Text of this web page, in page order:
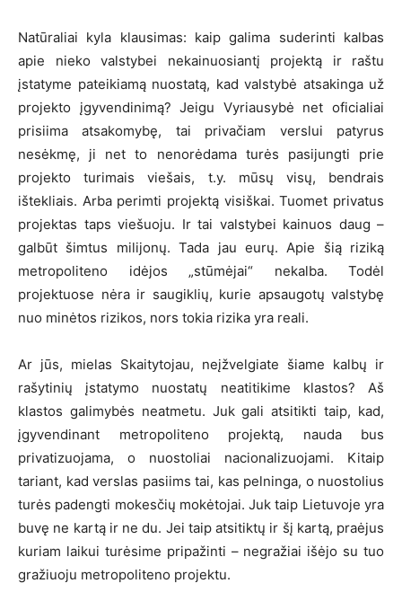
Natūraliai kyla klausimas: kaip galima suderinti kalbas
apie nieko valstybei nekainuosiantį projektą ir raštu
įstatyme pateikiamą nuostatą, kad valstybė atsakinga už
projekto įgyvendinimą? Jeigu Vyriausybė net oficialiai
prisiima atsakomybę, tai privačiam verslui patyrus
nesėkmę, ji net to nenorėdama turės pasijungti prie
projekto turimais viešais, t.y. mūsų visų, bendrais
ištekliais. Arba perimti projektą visiškai. Tuomet privatus
projektas taps viešuoju. Ir tai valstybei kainuos daug –
galbūt šimtus milijonų. Tada jau eurų. Apie šią riziką
metropoliteno idėjos „stūmėjai“ nekalba. Todėl
projektuose nėra ir saugiklių, kurie apsaugotų valstybę
nuo minėtos rizikos, nors tokia rizika yra reali.
Ar jūs, mielas Skaitytojau, neįžvelgiate šiame kalbų ir
rašytinių įstatymo nuostatų neatitikime klastos? Aš
klastos galimybės neatmetu. Juk gali atsitikti taip, kad,
įgyvendinant metropoliteno projektą, nauda bus
privatizuojama, o nuostoliai nacionalizuojami. Kitaip
tariant, kad verslas pasiims tai, kas pelninga, o nuostolius
turės padengti mokesčių mokėtojai. Juk taip Lietuvoje yra
buvę ne kartą ir ne du. Jei taip atsitiktų ir šį kartą, praėjus
kuriam laikui turėsime pripažinti – negražiai išėjo su tuo
gražiuoju metropoliteno projektu.